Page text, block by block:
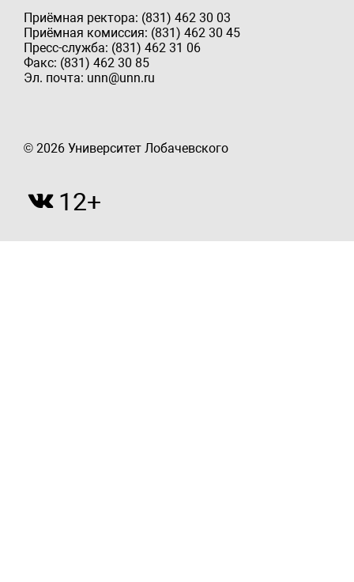
Приёмная ректора: (831) 462 30 03
Приёмная комиссия: (831) 462 30 45
Пресс-служба: (831) 462 31 06
Факс: (831) 462 30 85
Эл. почта: unn@unn.ru
© 2026 Университет Лобачевского
12+